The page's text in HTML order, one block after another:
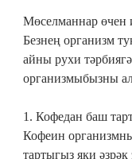
Мөселманнар өчен
Безнең организм
айны рухи
организмыбызны
1. Кофедан баш
Кофеин
тартыгыз яки